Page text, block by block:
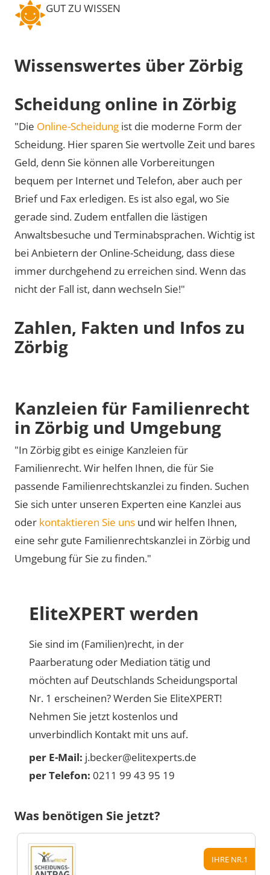
GUT ZU WISSEN
Wissenswertes über Zörbig
Scheidung online in Zörbig
"Die Online-Scheidung ist die moderne Form der
Scheidung. Hier sparen Sie wertvolle Zeit und bares
Geld, denn Sie können alle Vorbereitungen
bequem per Internet und Telefon, aber auch per
Brief und Fax erledigen. Es ist also egal, wo Sie
gerade sind. Zudem entfallen die lästigen
Anwaltsbesuche und Terminabsprachen. Wichtig ist
bei Anbietern der Online-Scheidung, dass diese
immer durchgehend zu erreichen sind. Wenn das
nicht der Fall ist, dann wechseln Sie!"
Zahlen, Fakten und Infos zu
Zörbig
Kanzleien für Familienrecht
in Zörbig und Umgebung
"In Zörbig gibt es einige Kanzleien für
Familienrecht. Wir helfen Ihnen, die für Sie
passende Familienrechtskanzlei zu finden. Suchen
Sie sich unter unseren Experten eine Kanzlei aus
oder kontaktieren Sie uns und wir helfen Ihnen,
eine sehr gute Familienrechtskanzlei in Zörbig und
Umgebung für Sie zu finden."
EliteXPERT werden
Sie sind im (Familien)recht, in der
Paarberatung oder Mediation tätig und
möchten auf Deutschlands Scheidungsportal
Nr. 1 erscheinen? Werden Sie EliteXPERT!
Nehmen Sie jetzt kostenlos und
unverbindlich Kontakt mit uns auf.
per E-Mail: j.becker@elitexperts.de
per Telefon: 0211 99 43 95 19
Was benötigen Sie jetzt?
IHRE NR.1